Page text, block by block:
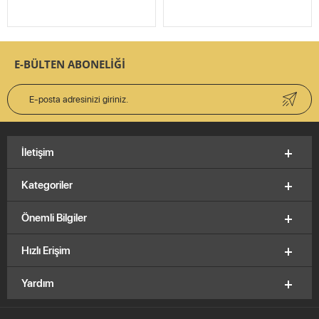
E-BÜLTEN ABONELİĞİ
Kategoriler
Önemli Bilgiler
Hızlı Erişim
Yardım
İletişim